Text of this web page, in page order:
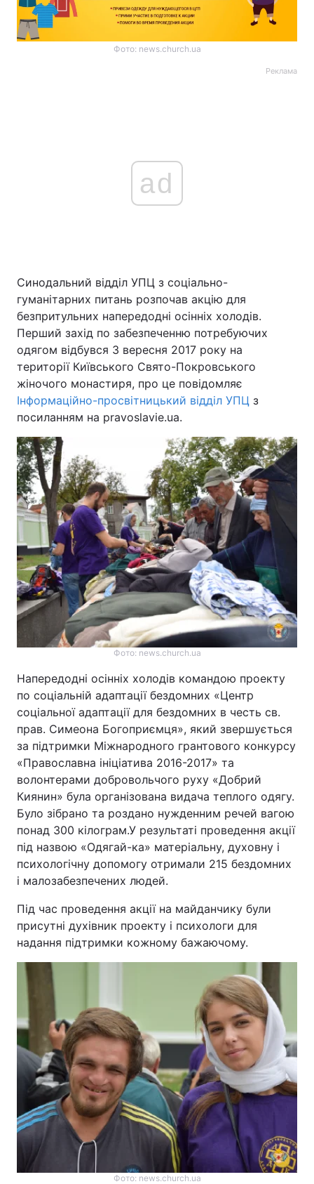
Фото: news.church.ua
Реклама
ad
Синодальний відділ УПЦ з соціально-
гуманітарних питань розпочав акцію для
безпритульних напередодні осінніх холодів.
Перший захід по забезпеченню потребуючих
одягом відбувся 3 вересня 2017 року на
території Київського Свято-Покровського
жіночого монастиря, про це повідомляє
Інформаційно-просвітницький відділ УПЦ з
посиланням на pravoslavie.ua.
Фото: news.church.ua
Напередодні осінніх холодів командою проекту
по соціальній адаптації бездомних «Центр
соціальної адаптації для бездомних в честь св.
прав. Симеона Богоприємця», який звершується
за підтримки Міжнародного грантового конкурсу
«Православна ініціатива 2016-2017» та
волонтерами добровольчого руху «Добрий
Киянин» була організована видача теплого одягу.
Було зібрано та роздано нужденним речей вагою
понад 300 кілограм.У результаті проведення акції
під назвою «Одягай-ка» матеріальну, духовну і
психологічну допомогу отримали 215 бездомних
і малозабезпечених людей.
Під час проведення акції на майданчику були
присутні духівник проекту і психологи для
надання підтримки кожному бажаючому.
Фото: news.church.ua